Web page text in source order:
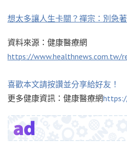
想太多讓人生卡關？禪宗：別急
資料來源：健康醫療網
https://www.healthnews.com.tw/
喜歡本文請按讚並分享給好友！
更多健康資訊：健康醫療網